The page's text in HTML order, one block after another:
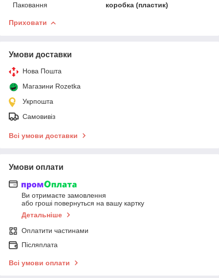
Паковання
коробка (пластик)
Приховати
Умови доставки
Нова Пошта
Магазини Rozetka
Укрпошта
Самовивіз
Всі умови доставки
Умови оплати
Ви отримаєте замовлення
або гроші повернуться на вашу картку
Детальніше
Оплатити частинами
Післяплата
Всі умови оплати